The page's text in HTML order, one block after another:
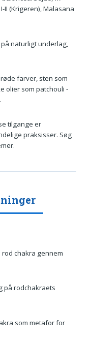
II (Krigeren), Malasana
naturligt underlag,
farver, sten som
olier som patchouli -
tilgange er
praksisser. Søg
chakra gennem
på rodchakraets
som metafor for